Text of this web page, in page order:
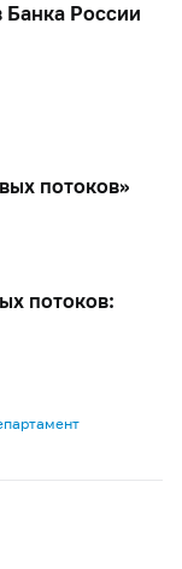
России
потоков»
потоков: